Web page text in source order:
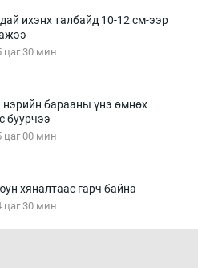
ихэнх талбайд 10-12 см-ээр
цаг 30 мин
нэрийн барааны үнэ өмнөх
буурчээ
цаг 00 мин
хяналтаас гарч байна
цаг 30 мин